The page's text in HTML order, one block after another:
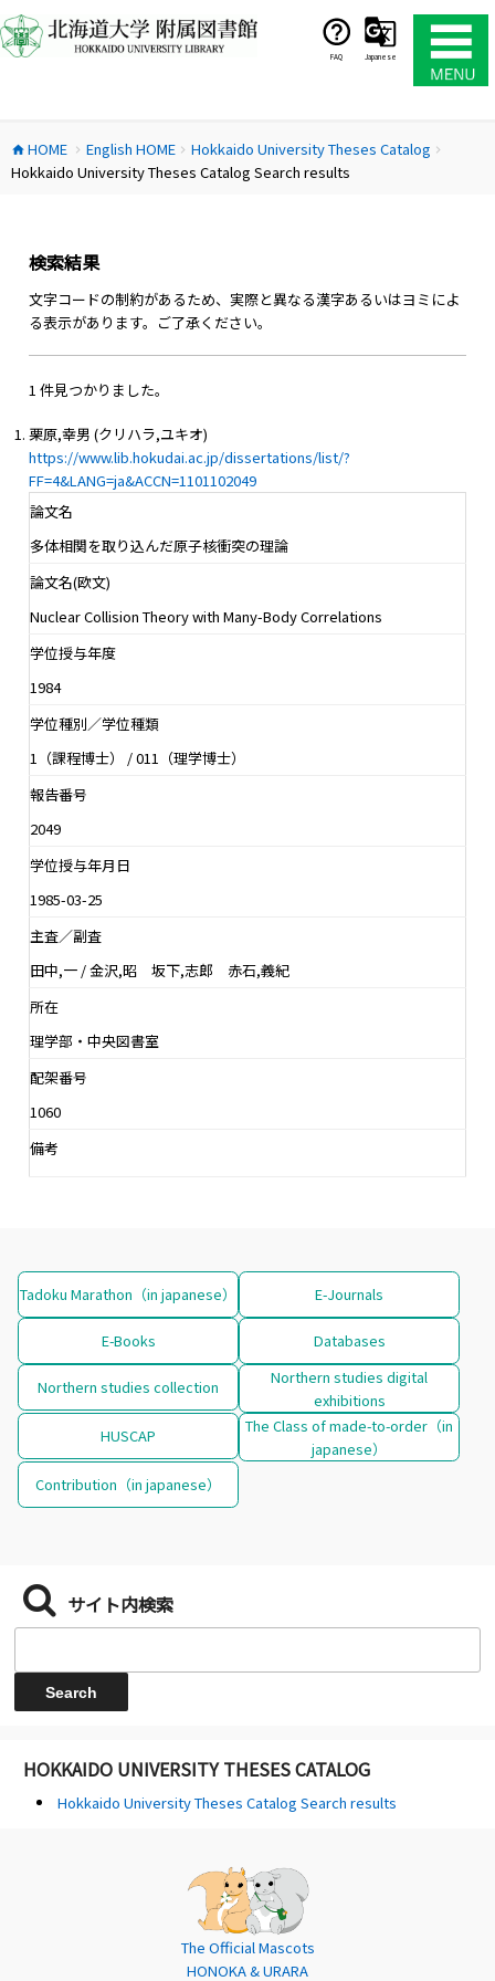
ン
テ
ス
キ
FAQ Japanese
home HOME chevron_right English HOMEchevron_right Hokkaido University Theses Catalog chevron_right
Hokkaido University Theses Catalog Search results
検索結果
文字コードの制約があるため、実際と異なる漢字あるいはヨミによ
る表示があります。ご了承ください。
1 件見つかりました。
栗原,幸男 (クリハラ,ユキオ)
https://www.lib.hokudai.ac.jp/dissertations/list/?
FF=4&LANG=ja&ACCN=1101102049
論文名
多体相関を取り込んだ原子核衝突の理論
論文名(欧文)
Nuclear Collision Theory with Many-Body Correlations
学位授与年度
1984
学位種別／学位種類
1（課程博士） / 011（理学博士）
報告番号
2049
学位授与年月日
1985-03-25
主査／副査
田中,一 / 金沢,昭 坂下,志郎 赤石,義紀
所在
理学部・中央図書室
配架番号
1060
備考
Tadoku Marathon（in japanese） E-Journals
E-Books Databases
Northern studies collection
Northern studies digital
exhibitions
HUSCAP
The Class of made-to-order（in
japanese）
Contribution（in japanese）
サイト内検索
HOKKAIDO UNIVERSITY THESES CATALOG
Hokkaido University Theses Catalog Search results
The Official Mascots
HONOKA & URARA